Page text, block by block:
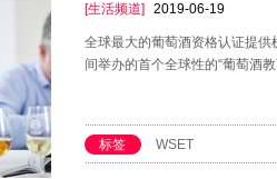
[生活频道] 2019-06-19
全球最大的葡萄酒资格认证提
间举办的首个全球性的“葡萄酒
标签 WSET